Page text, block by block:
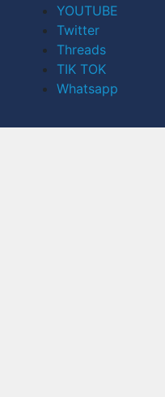
YOUTUBE
Twitter
Threads
TIK TOK
Whatsapp